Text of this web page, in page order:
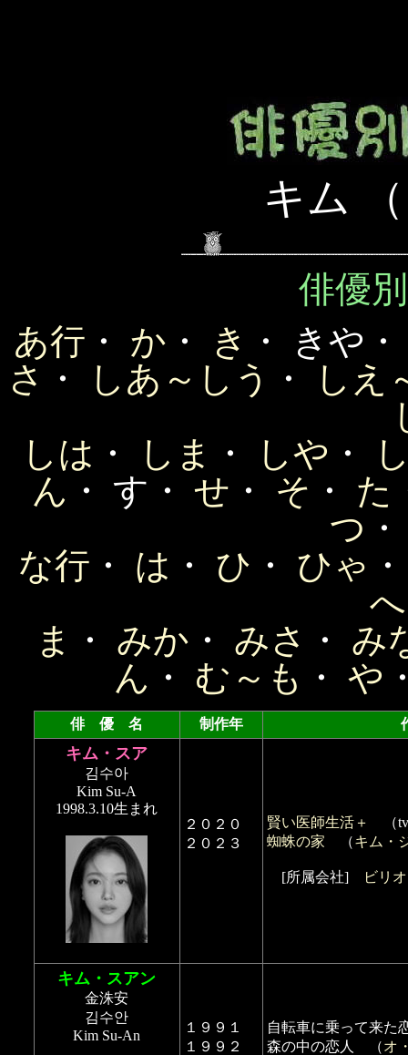
キム
俳優
あ行 ・ か ・ き ・ きや
さ ・ しあ～しう ・
しえ
しは ・ しま ・ しや ・
ん ・ す・ せ ・ そ ・ た
つ
な行 ・ は ・ ひ ・ ひゃ
へ
ま
・ みか ・ みさ ・ み
ん ・ む～も ・ や
俳 優 名 制作年
キム・スア
김수아
Kim Su-A
1998.3.10生まれ
２０２０
２０２３
賢い医師生活＋
（
蜘蛛の家 （キム・
[所属会社] ビリ
キム・スアン
金洙安
김수안
Kim Su-An
１９９１
１９９２
自転車に乗って来
森の中の恋人 （オ